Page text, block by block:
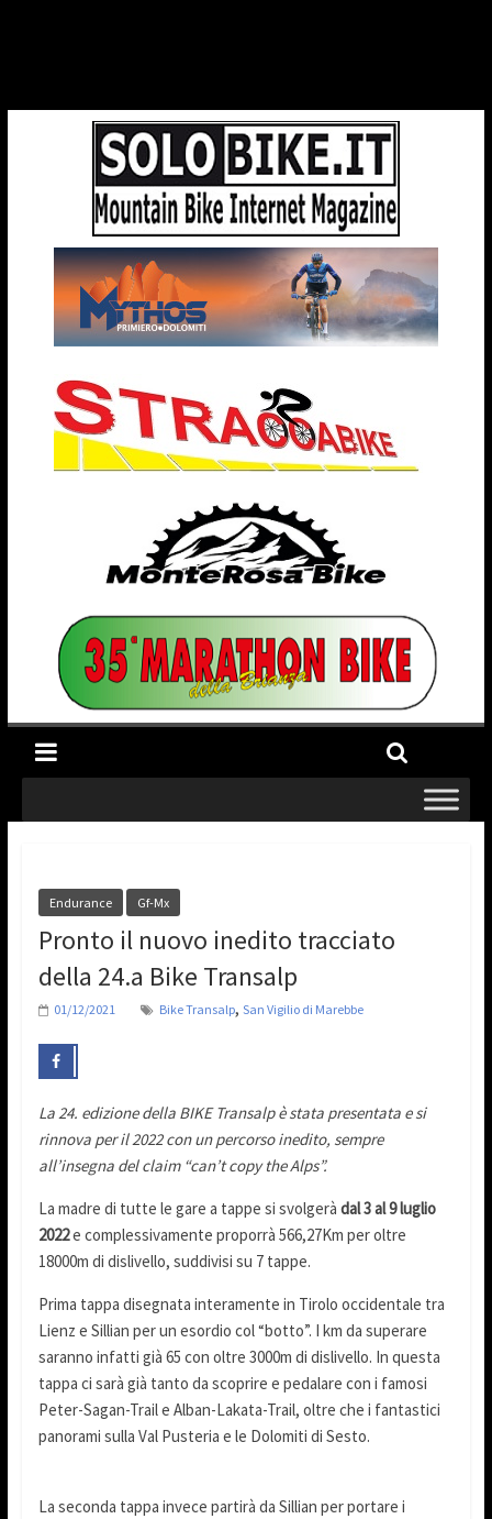
Endurance Gf-Mx
Pronto il nuovo inedito tracciato
della 24.a Bike Transalp
01/12/2021 Bike Transalp, San Vigilio di Marebbe
La 24. edizione della BIKE Transalp è stata presentata e si
rinnova per il 2022 con un percorso inedito, sempre
all’insegna del claim “can’t copy the Alps”.
La madre di tutte le gare a tappe si svolgerà dal 3 al 9 luglio
2022e complessivamente proporrà 566,27Km per oltre
18000m di dislivello, suddivisi su 7 tappe.
Prima tappa disegnata interamente in Tirolo occidentale tra
Lienz e Sillian per un esordio col “botto”. I km da superare
saranno infatti già 65 con oltre 3000m di dislivello. In questa
tappa ci sarà già tanto da scoprire e pedalare con i famosi
Peter-Sagan-Trail e Alban-Lakata-Trail, oltre che i fantastici
panorami sulla Val Pusteria e le Dolomiti di Sesto.
La seconda tappa invece partirà da Sillian per portare i